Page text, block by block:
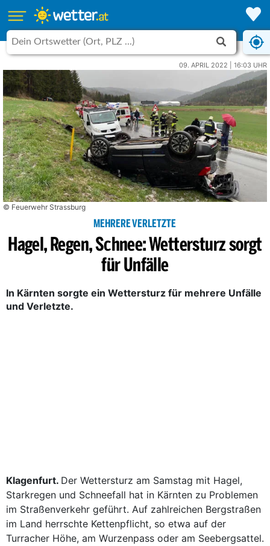
09. APRIL 2022 | 16:03 UHR
© Feuerwehr Strassburg
MEHRERE VERLETZTE
Hagel, Regen, Schnee: Wettersturz sorgt
für Unfälle
In Kärnten sorgte ein Wettersturz für mehrere Unfälle
und Verletzte.
Klagenfurt. Der Wettersturz am Samstag mit Hagel,
Starkregen und Schneefall hat in Kärnten zu Problemen
im Straßenverkehr geführt. Auf zahlreichen Bergstraßen
im Land herrschte Kettenpflicht, so etwa auf der
Turracher Höhe, am Wurzenpass oder am Seebergsattel.